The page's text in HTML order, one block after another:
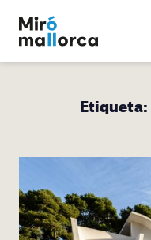
Etiqueta: